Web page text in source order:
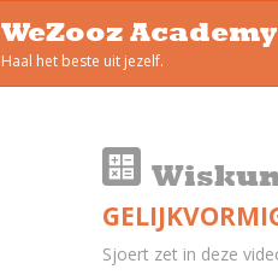
WeZooz Academy
Haal het beste uit jezelf.
Sjoert zet in deze